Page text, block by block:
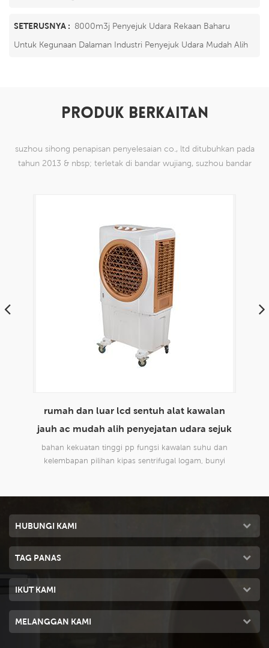
SETERUSNYA : 8000m3j Penyejuk Udara Rekaan Baharu
Untuk Kegunaan Dalaman Industri Penyejuk Udara Mudah Alih
PRODUK BERKAITAN
suzhou sihong penapisan penyelesaian co., ltd ditubuhkan pada
tahun 2013 & nbsp; terletak di bandar wujiang, suzhou bandar
envirotech 8000cmh penggunaan rumah
domestik mudah alih penyejatan penyejatan
udara sejuk
reka bentuk baru, sesuai untuk semua jenis aplikasi
dalaman dan luaran, komersil dan perindustrian.
HUBUNGI KAMI
TAG PANAS
IKUT KAMI
MELANGGAN KAMI